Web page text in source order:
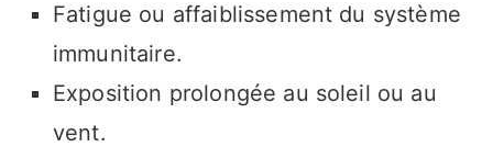
Fatigue ou affaiblissement du système
immunitaire.
Exposition prolongée au soleil ou au
vent.